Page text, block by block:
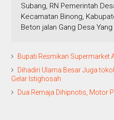
Subang, RN Pemerintah
Kecamatan Binong,
Beton jalan Gang Desa
Bupati Resmikan Supermarket
Dihadiri Ulama Besar Juga
Gelar Istighosah
Dua Remaja Dihipnotis, Motor